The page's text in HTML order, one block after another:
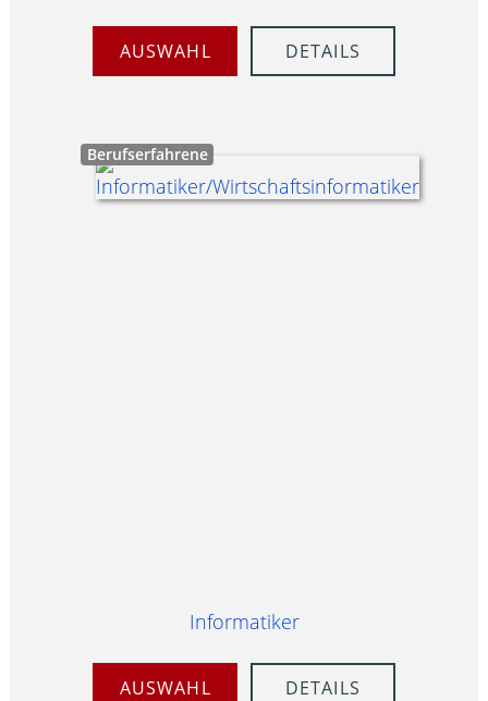
AUSWAHL DETAILS
Berufserfahrene
Informatiker
AUSWAHL DETAILS